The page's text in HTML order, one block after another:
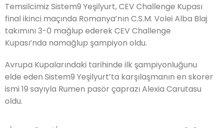
Temsilcimiz Sistem9 Yeşilyurt, CEV Challenge Kupası
final ikinci maçında Romanya’nın C.S.M. Volei Alba Blaj
takımını 3-0 mağlup ederek CEV Challenge
Kupası’nda namağlup şampiyon oldu.
Avrupa Kupalarındaki tarihinde ilk şampiyonluğunu
elde eden Sistem9 Yeşilyurt’ta karşılaşmanın en skorer
ismi 19 sayıyla Rumen pasör çaprazı Alexia Carutasu
oldu.